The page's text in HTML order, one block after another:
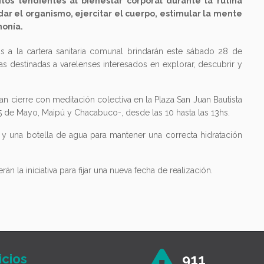
el organismo, ejercitar el cuerpo, estimular la mente
a la cartera sanitaria comunal brindarán este sábado 28 de
destinadas a varelenses interesados en explorar, descubrir y
cierre con meditación colectiva en la Plaza San Juan Bautista
Mayo, Maipú y Chacabuco-, desde las 10 hasta las 13hs.
una botella de agua para mantener una correcta hidratación
la iniciativa para fijar una nueva fecha de realización.
911